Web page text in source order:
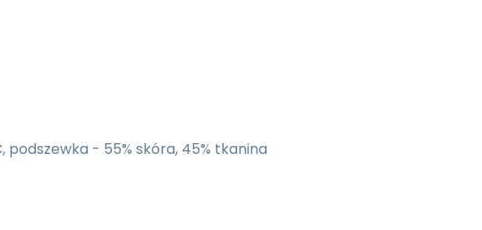
podszewka - 55% skóra, 45% tkanina